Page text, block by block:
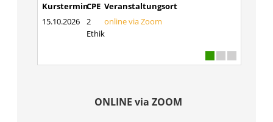
KursterminCPE Veranstaltungsort
15.10.2026
2
Ethik
online via Zoom
ONLINE via ZOOM